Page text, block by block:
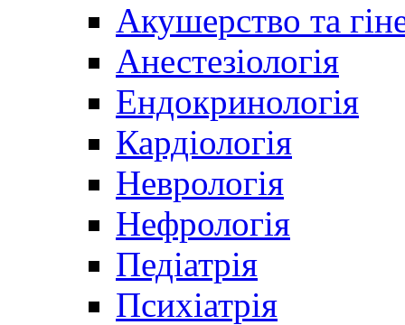
Акушерство та
Анестезіологія
Ендокринологія
Кардіологія
Неврологія
Нефрологія
Педіатрія
Психіатрія